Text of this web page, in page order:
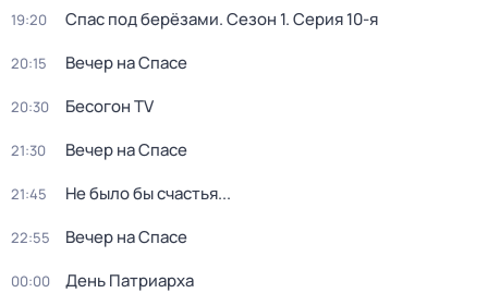
19:20 Спас под берёзами. Сезон 1. Серия 10-я
20:15 Вечер на Спасе
20:30 Бесогон TV
21:30 Вечер на Спасе
21:45 Не было бы счастья...
22:55 Вечер на Спасе
00:00 Дeнь Патриаpха